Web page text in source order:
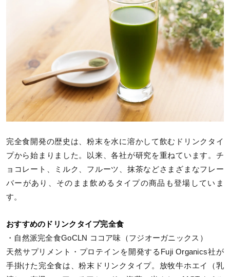
完全食開発の歴史は、粉末を水に溶かして飲むドリンクタイ
プから始まりました。以来、各社が研究を重ねています。チ
ョコレート、ミルク、フルーツ、抹茶などさまざまなフレー
バーがあり、そのまま飲めるタイプの商品も登場していま
す。
おすすめのドリンクタイプ完全食
・自然派完全食GoCLN ココア味（フジオーガニックス）
天然サプリメント・プロテインを開発するFuji Organics社が
手掛けた完全食は、粉末ドリンクタイプ。放牧牛ホエイ（乳